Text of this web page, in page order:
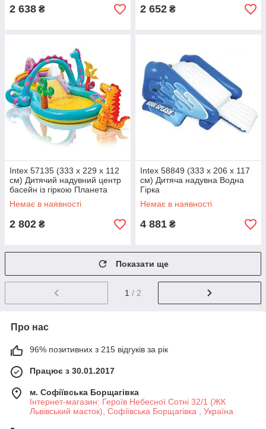
2 638 ₴ 2 652 ₴
Intex 57135 (333 x 229 x 112
см) Дитячий надувний центр
басейн із гіркою Планета
Динозаврів
Немає в наявності
2 802 ₴
Intex 58849 (333 x 206 x 117
см) Дитяча надувна Водна
Гірка
Немає в наявності
4 881 ₴
Показати ще
1 / 2
Про нас
96% позитивних з 215 відгуків за рік
Працює з 30.01.2017
м. Софіївська Борщагівка
Інтернет-магазин: Героїв Небесної Сотні 32/1 (ЖК
Львівський маєток), Софіївська Борщагівка , Україна